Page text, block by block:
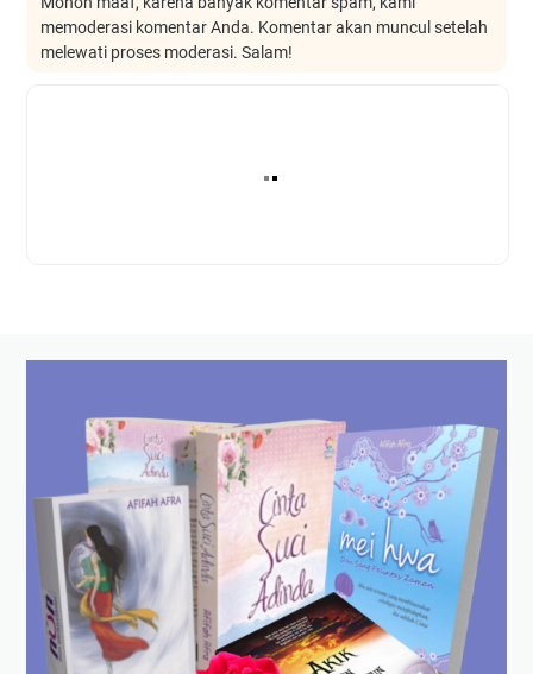
memoderasi komentar Anda. Komentar akan muncul setelah
melewati proses moderasi. Salam!